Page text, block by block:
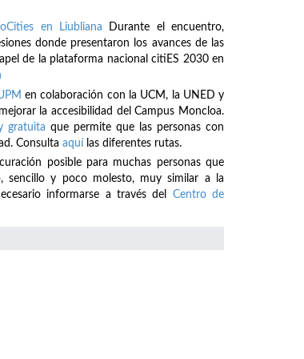
en Liubliana Durante el encuentro,
donde presentaron los avances de las
de la plataforma nacional citiES 2030 en
en colaboración con la UCM, la UNED y
la accesibilidad del Campus Moncloa.
gratuita que permite que las personas con
Consulta aquí las diferentes rutas.
posible para muchas personas que
sencillo y poco molesto, muy similar a la
informarse a través del Centro de